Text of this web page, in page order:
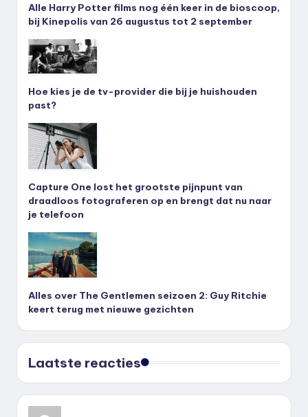
Alle Harry Potter films nog één keer in de bioscoop,
bij Kinepolis van 26 augustus tot 2 september
Hoe kies je de tv-provider die bij je huishouden
past?
Capture One lost het grootste pijnpunt van
draadloos fotograferen op en brengt dat nu naar
je telefoon
Alles over The Gentlemen seizoen 2: Guy Ritchie
keert terug met nieuwe gezichten
Laatste reacties